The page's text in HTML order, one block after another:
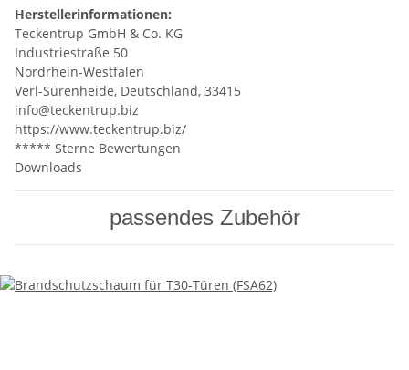
Herstellerinformationen:
Teckentrup GmbH & Co. KG
Industriestraße 50
Nordrhein-Westfalen
Verl-Sürenheide, Deutschland, 33415
info@teckentrup.biz
https://www.teckentrup.biz/
***** Sterne Bewertungen
Downloads
passendes Zubehör